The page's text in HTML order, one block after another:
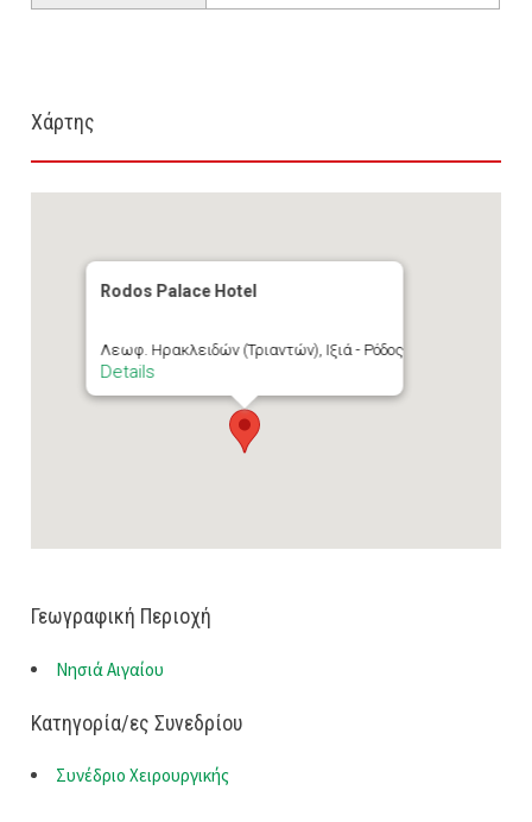
Χάρτης
Rodos Palace Hotel
Λεωφ. Ηρακλειδών (Τριαντών), Ιξιά - Ρόδος
Details
Γεωγραφική Περιοχή
Νησιά Αιγαίου
Κατηγορία/ες Συνεδρίου
Συνέδριο Χειρουργικής